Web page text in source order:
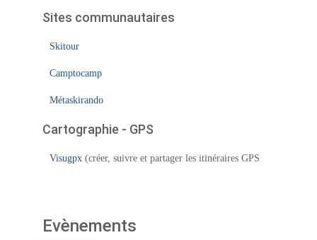
Sites communautaires
Skitour
Camptocamp
Métaskirando
Cartographie - GPS
Visugpx (créer, suivre et partager les itinéraires GPS
Evènements